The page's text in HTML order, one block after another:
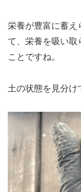
栄養が豊富に蓄え
て、栄養を吸い取
ことですね。
土の状態を見分け